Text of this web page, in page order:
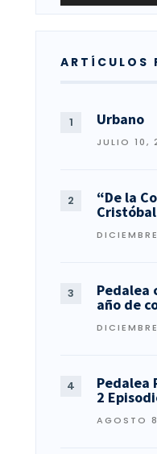
ARTÍCULOS
Urbano
JULIO 10,
“De la
Pedalea
año de
Pedalea
2
AGOSTO